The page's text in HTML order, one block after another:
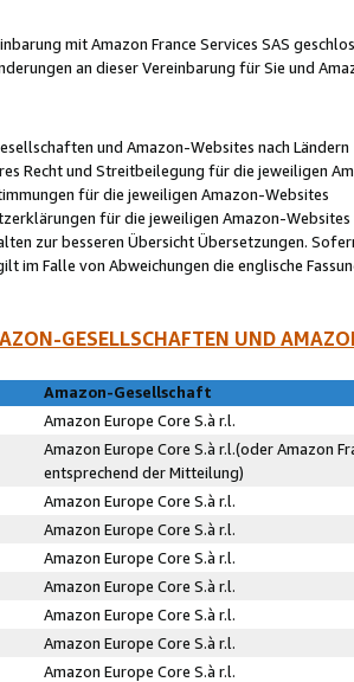
mit Amazon France Services SAS
an dieser Vereinbarung für Sie und
und Amazon-Websites nach Ländern
Recht und Streitbeilegung für die jeweiligen
für die jeweiligen Amazon-Websites
für die jeweiligen Amazon-Websites
zur besseren Übersicht Übersetzungen.
im Falle von Abweichungen die englische
GESELLSCHAFTEN UND
Amazon-Gesellschaft
Amazon Europe Core S.à r.l.
Amazon Europe Core S.à r.l.(oder Amazon
entsprechend der Mitteilung)
Amazon Europe Core S.à r.l.
Amazon Europe Core S.à r.l.
Amazon Europe Core S.à r.l.
Amazon Europe Core S.à r.l.
Amazon Europe Core S.à r.l.
Amazon Europe Core S.à r.l.
Amazon Europe Core S.à r.l.